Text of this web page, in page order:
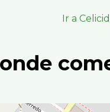
Ir a